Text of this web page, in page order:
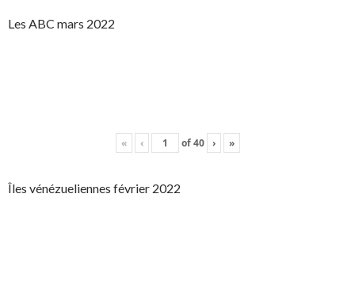
Les ABC mars 2022
« ‹ of40 › »
Îles vénézueliennes février 2022